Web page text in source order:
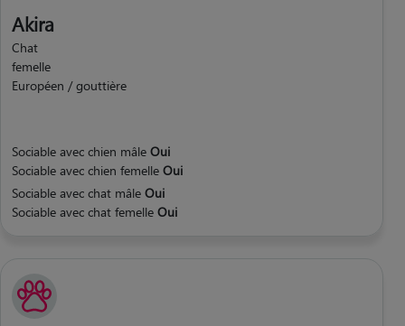
Akira
Chat
femelle
Européen / gouttière
Sociable avec chien mâle Oui
Sociable avec chien femelle Oui
Sociable avec chat mâle Oui
Sociable avec chat femelle Oui